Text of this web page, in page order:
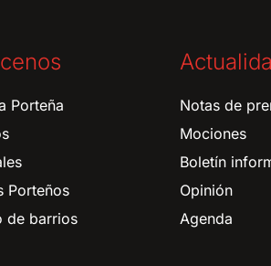
Porteña
Porteños
de barrios
Notas de
Mociones
Boletín
Opinión
Agenda